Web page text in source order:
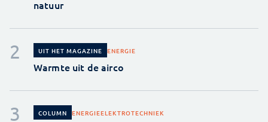
natuur
UIT HET MAGAZINE ENERGIE
Warmte uit de airco
COLUMN ENERGIEELEKTROTECHNIEK